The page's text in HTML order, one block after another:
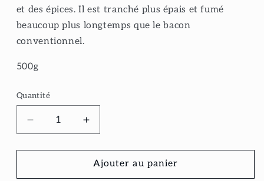
et des épices. Il est tranché plus épais et fumé
beaucoup plus longtemps que le bacon
conventionnel.
500g
Quantité
Réduire
la
quantité
Bacon
Augmenter
la
quantité
de
Bacon
Ajouter au panier